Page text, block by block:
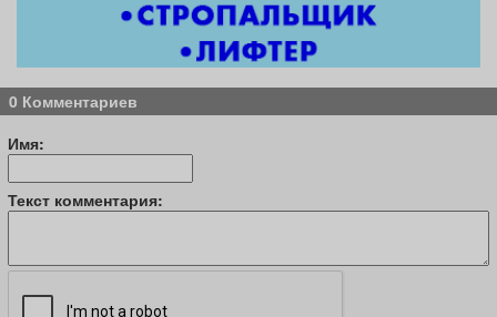
0 Комментариев
Имя:
Текст комментария: